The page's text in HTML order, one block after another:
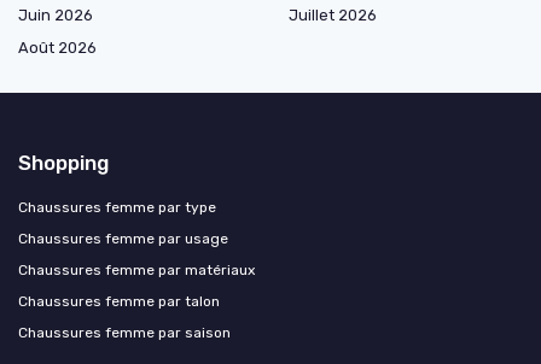
Juin 2026
Juillet 2026
Août 2026
Shopping
Chaussures femme par type
Chaussures femme par usage
Chaussures femme par matériaux
Chaussures femme par talon
Chaussures femme par saison